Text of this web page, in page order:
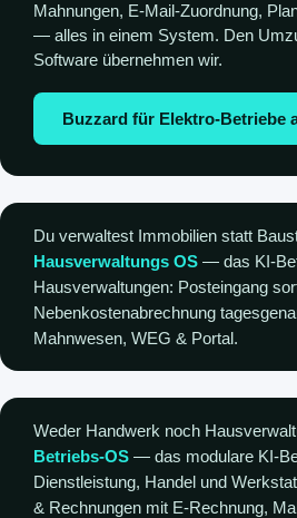
Mahnungen, E-Mail-Zuordnung,
— alles in einem System. Den
Software übernehmen wir.
Buzzard für Elektro-Betriebe
Du verwaltest Immobilien statt
Hausverwaltungs OS — das KI-
Hausverwaltungen: Posteingang
Nebenkostenabrechnung
Mahnwesen, WEG & Portal.
Weder Handwerk noch
Betriebs-OS — das modulare KI-
Dienstleistung, Handel und
& Rechnungen mit E-Rechnung,